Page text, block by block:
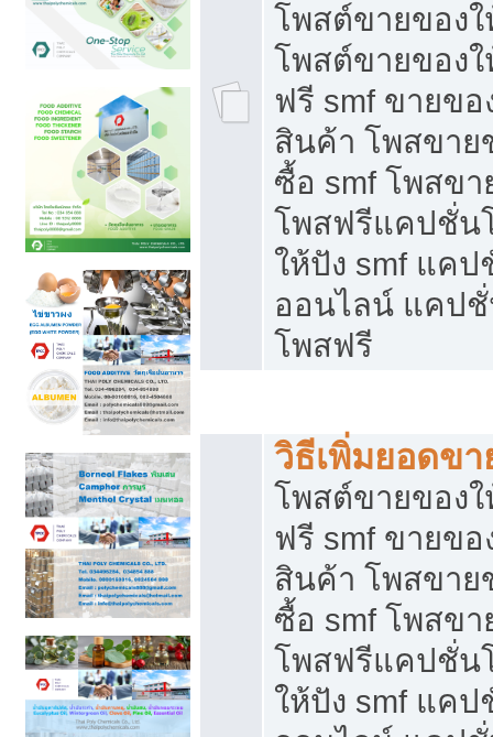
โพสต์ขายของ
โพสต์ขายของ
ฟรี smf ขายข
สินค้า โพสขาย
ซื้อ smf โพสข
โพสฟรีแคปชั่น
ให้ปัง smf แค
ออนไลน์ แคป
โพสฟรี
วิธีเพิ่มยอดข
โพสต์ขายของ
ฟรี smf ขายข
สินค้า โพสขาย
ซื้อ smf โพสข
โพสฟรีแคปชั่น
ให้ปัง smf แค